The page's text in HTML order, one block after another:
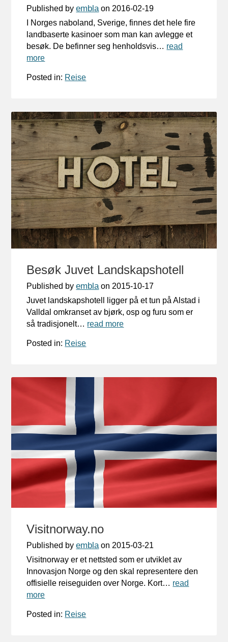
Published byembla on 2016-02-19
I Norges naboland, Sverige, finnes det hele fire
landbaserte kasinoer som man kan avlegge et
besøk. De befinner seg henholdsvis… read
more
Posted in: Reise
Besøk Juvet Landskapshotell
Published byembla on 2015-10-17
Juvet landskapshotell ligger på et tun på Alstad i
Valldal omkranset av bjørk, osp og furu som er
så tradisjonelt… read more
Posted in: Reise
Visitnorway.no
Published byembla on 2015-03-21
Visitnorway er et nettsted som er utviklet av
Innovasjon Norge og den skal representere den
offisielle reiseguiden over Norge. Kort… read
more
Posted in: Reise